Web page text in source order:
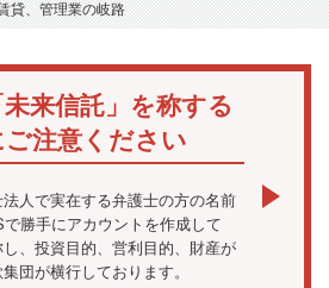
貸、管理業の岐路
未来信託」を称する
注意ください
人で実在する弁護士の方の名前
勝手にアカウントを作成して
し、投資目的、営利目的、財産が
団が横行しております。